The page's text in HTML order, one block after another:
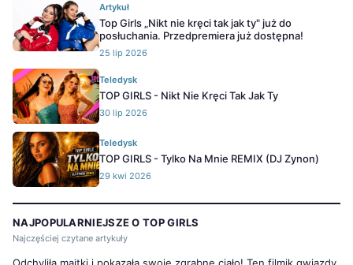
Artykuł
Top Girls „Nikt nie kręci tak jak ty" już do
posłuchania. Przedpremiera już dostępna!
25 lip 2026
Teledysk
TOP GIRLS - Nikt Nie Kręci Tak Jak Ty
30 lip 2026
Teledysk
TOP GIRLS - Tylko Na Mnie REMIX (DJ Zynon)
29 kwi 2026
NAJPOPULARNIEJSZE O TOP GIRLS
Najczęściej czytane artykuły
Odchyliła majtki i pokazała swoje zgrabne ciało! Ten filmik gwiazdy